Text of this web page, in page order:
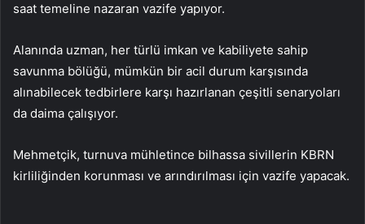
saat temeline nazaran vazife yapıyor.
Alanında uzman, her türlü imkan ve kabiliyete sahip
savunma bölüğü, mümkün bir acil durum karşısında
alınabilecek tedbirlere karşı hazırlanan çeşitli senaryoları
da daima çalışıyor.
Mehmetçik, turnuva mühletince bilhassa sivillerin KBRN
kirliliğinden korunması ve arındırılması için vazife yapacak.